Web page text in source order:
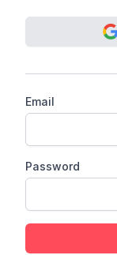
Email
Password